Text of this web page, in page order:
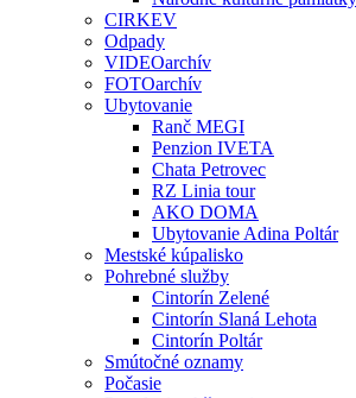
CIRKEV
Odpady
VIDEOarchív
FOTOarchív
Ubytovanie
Ranč MEGI
Penzion IVETA
Chata Petrovec
RZ Linia tour
AKO DOMA
Ubytovanie Adina Poltár
Mestské kúpalisko
Pohrebné služby
Cintorín Zelené
Cintorín Slaná Lehota
Cintorín Poltár
Smútočné oznamy
Počasie